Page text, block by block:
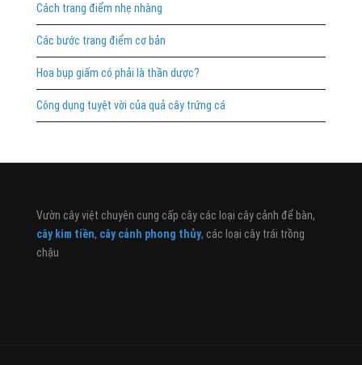
Cách trang điểm nhẹ nhàng
Các bước trang điểm cơ bản
Hoa bụp giấm có phải là thần dược?
Công dụng tuyệt vời của quả cây trứng cá
Vườn cây việt chuyên cung cấp cây các loại cây cảnh để bàn,
cây kim tiền, cây cảnh phong thủy, các loại cây trái trồng
chậu